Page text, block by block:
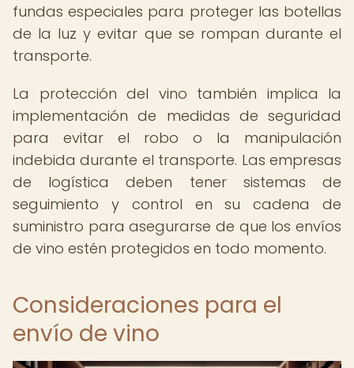
fundas especiales para proteger las botellas
de la luz y evitar que se rompan durante el
transporte.
La protección del vino también implica la
implementación de medidas de seguridad
para evitar el robo o la manipulación
indebida durante el transporte. Las empresas
de logística deben tener sistemas de
seguimiento y control en su cadena de
suministro para asegurarse de que los envíos
de vino estén protegidos en todo momento.
Consideraciones para el
envío de vino